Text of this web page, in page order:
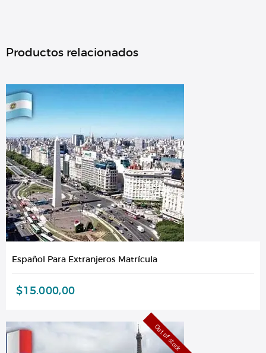
Productos relacionados
Español Para Extranjeros Matrícula
$15.000,00
Out of stock